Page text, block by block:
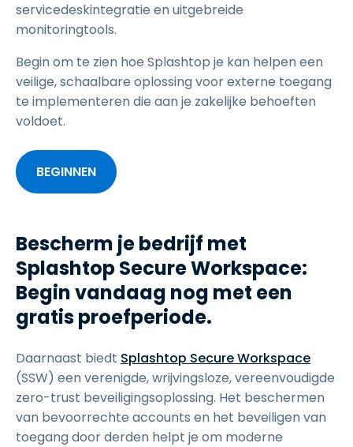
servicedeskintegratie en uitgebreide
monitoringtools.
Begin om te zien hoe Splashtop je kan helpen een
veilige, schaalbare oplossing voor externe toegang
te implementeren die aan je zakelijke behoeften
voldoet.
BEGINNEN
Bescherm je bedrijf met
Splashtop Secure Workspace:
Begin vandaag nog met een
gratis proefperiode.
Daarnaast biedt Splashtop Secure Workspace
(SSW) een verenigde, wrijvingsloze, vereenvoudigde
zero-trust beveiligingsoplossing. Het beschermen
van bevoorrechte accounts en het beveiligen van
toegang door derden helpt je om moderne